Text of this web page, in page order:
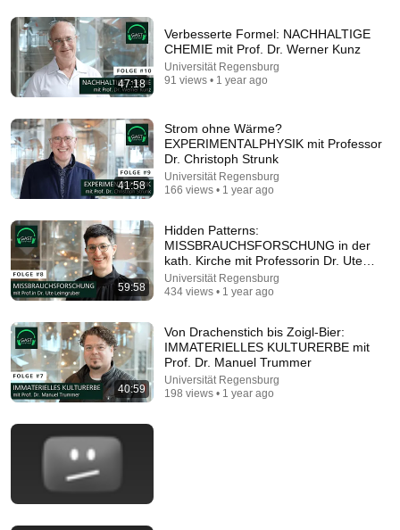
to "Grinding Halt" Amid Fears of Rogue Technology
Democracy Now!
New
424K views
Harari
Yuval Noah Harari 599K views
47:18
Verbesserte Formel: NACHHALTIGE
CHEMIE mit Prof. Dr. Werner Kunz
Universität Regensburg
91 views • 1 year ago
41:58
Strom ohne Wärme?
EXPERIMENTALPHYSIK mit Professor
Dr. Christoph Strunk
Universität Regensburg
166 views • 1 year ago
59:58
Hidden Patterns:
MISSBRAUCHSFORSCHUNG in der
kath. Kirche mit Professorin Dr. Ute
Leimgruber
Universität Regensburg
434 views • 1 year ago
40:59
Von Drachenstich bis Zoigl-Bier:
IMMATERIELLES KULTURERBE mit
Prof. Dr. Manuel Trummer
Universität Regensburg
198 views • 1 year ago